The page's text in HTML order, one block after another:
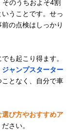
のうちおよそ4割
うことです。せっ
の点検はしっかり
も起こり得ます。
ジャンプスターター
となく、自分で車
び方やおすすめア
さい。